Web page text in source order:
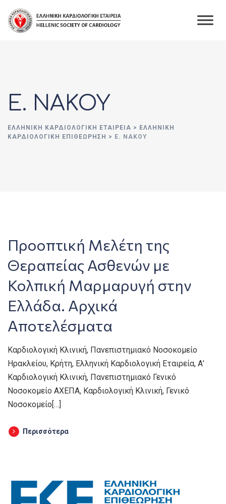
content
Ε. ΝΑΚΟΥ
ΕΛΛΗΝΙΚΉ ΚΑΡΔΙΟΛΟΓΙΚΉ ΕΤΑΙΡΕΊΑ > ΕΛΛΗΝΙΚΗ
ΚΑΡΔΙΟΛΟΓΙΚΗ ΕΠΙΘΕΩΡΗΣΗ > Ε. ΝΑΚΟΥ
Προοπτική Μελέτη της
Θεραπείας Ασθενών με
Κολπική Μαρμαρυγή στην
Ελλάδα. Αρχικά
Αποτελέσματα
Καρδιολογική Κλινική, Πανεπιστημιακό Νοσοκομείο
Ηρακλείου, Κρήτη, Ελληνική Καρδιολογική Εταιρεία, Α’
Καρδιολογική Κλινική, Πανεπιστημιακό Γενικό
Νοσοκομείο ΑΧΕΠΑ, Καρδιολογική Κλινική, Γενικό
Νοσοκομείο[…]
Περισσότερα